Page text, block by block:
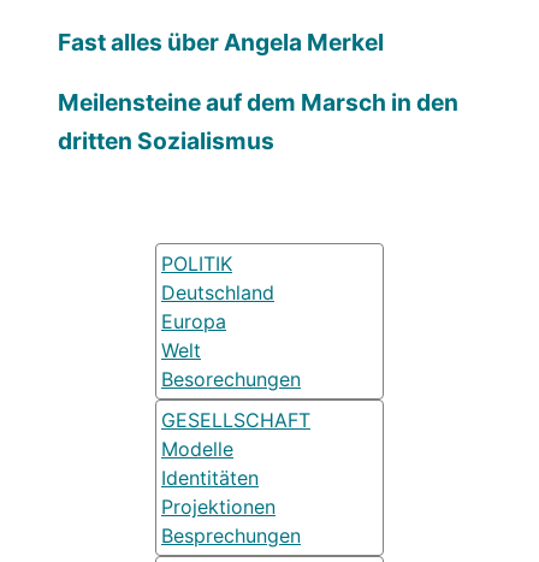
Fast alles über Angela Merkel
Meilensteine auf dem Marsch in den
dritten Sozialismus
POLITIK
Deutschland
Europa
Welt
Besorechungen
GESELLSCHAFT
Modelle
Identitäten
Projektionen
Besprechungen